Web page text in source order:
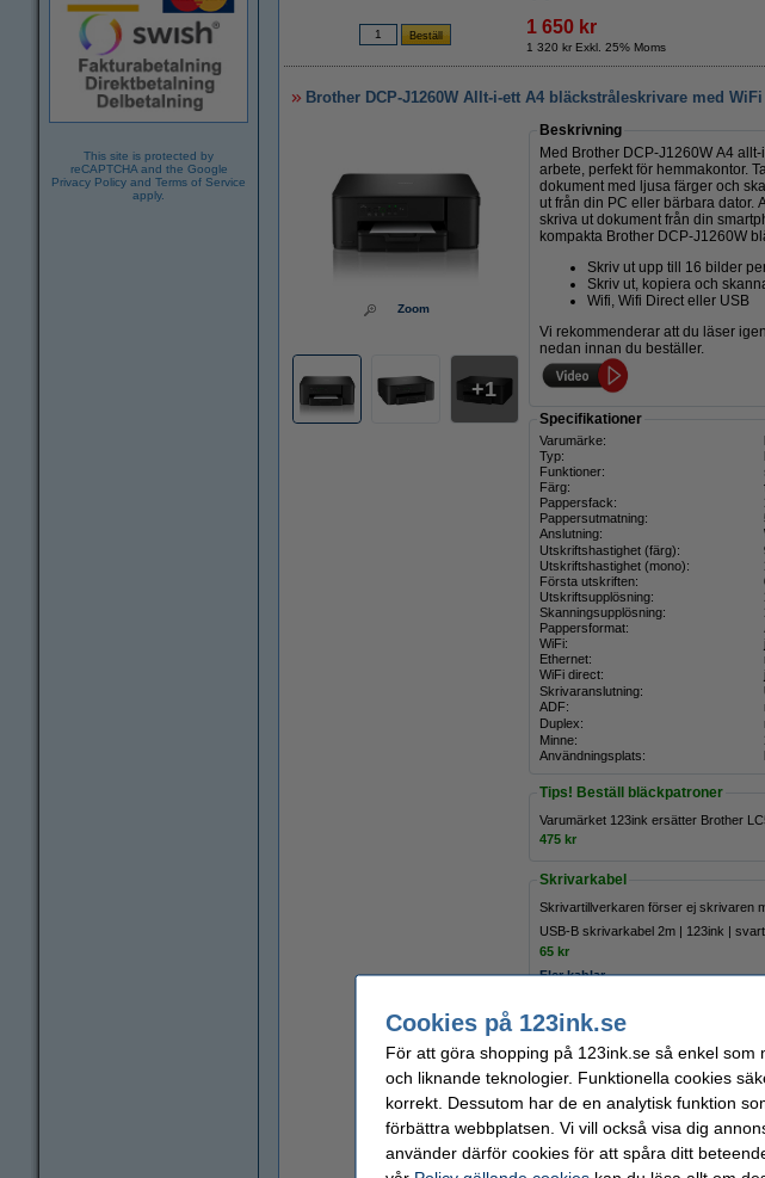
This site is protected by
reCAPTCHA and the Google
Privacy Policy and Terms of Service
apply.
1 650 kr
1 320 kr Exkl. 25% Moms
Brother DCP-J1260W Allt-i-ett A4 bläckstråleskrivare med WiFi
Zoom
1
Beskrivning
Med Brother DCP-J1260W A4
arbete, perfekt för hemmakontor.
dokument med ljusa färger och
ut från din PC eller bärbara dator.
skriva ut dokument från din
kompakta Brother DCP-J1260W
Skriv ut upp till 16 bilder
Skriv ut, kopiera och
Wifi, Wifi Direct eller USB
Vi rekommenderar att du läser
nedan innan du beställer.
Specifikationer
Varumärke:
Typ:
Funktioner:
Färg:
Pappersfack:
Pappersutmatning:
Anslutning:
Utskriftshastighet (färg):
Utskriftshastighet (mono):
Första utskriften:
Utskriftsupplösning:
Skanningsupplösning:
Pappersformat:
WiFi:
Ethernet:
WiFi direct:
Skrivaranslutning:
ADF:
Duplex:
Minne:
Användningsplats:
Tips! Beställ bläckpatroner
Varumärket 123ink ersätter Brother
475 kr
Skrivarkabel
Skrivartillverkaren förser ej skrivaren
USB-B skrivarkabel 2m | 123ink | svart
65 kr
Fler kablar
Kopieringspapper
Kopieringspapper A4 80g | Zoom | 500
80 kr
Extra information
Specifikationer
Manual
Cookies på 123ink.se
För att göra shopping på 123ink.se så enkel som
och liknande teknologier. Funktionella cookies
korrekt. Dessutom har de en analytisk funktion
förbättra webbplatsen. Vi vill också visa dig
använder därför cookies för att spåra ditt